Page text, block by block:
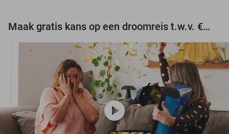
Maak gratis kans op een droomreis t.w.v. €3.000!
play_circle